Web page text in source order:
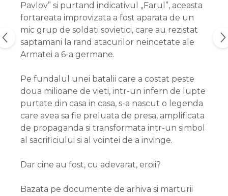
Pavlov” si purtand indicativul „Farul”, aceasta
fortareata improvizata a fost aparata de un
mic grup de soldati sovietici, care au rezistat
saptamani la rand atacurilor neincetate ale
Armatei a 6-a germane.
Pe fundalul unei batalii care a costat peste
doua milioane de vieti, intr-un infern de lupte
purtate din casa in casa, s-a nascut o legenda
care avea sa fie preluata de presa, amplificata
de propaganda si transformata intr-un simbol
al sacrificiului si al vointei de a invinge.
Dar cine au fost, cu adevarat, eroii?
Bazata pe documente de arhiva si marturii